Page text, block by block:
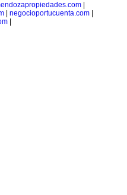
|
| negocioportucuenta.com|
|